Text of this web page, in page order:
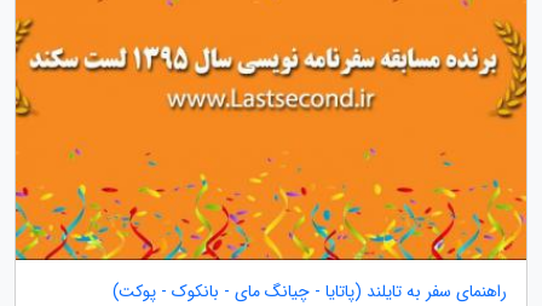
راهنمای سفر به تایلند (پاتایا - چیانگ مای - بانکوک - پوکت)